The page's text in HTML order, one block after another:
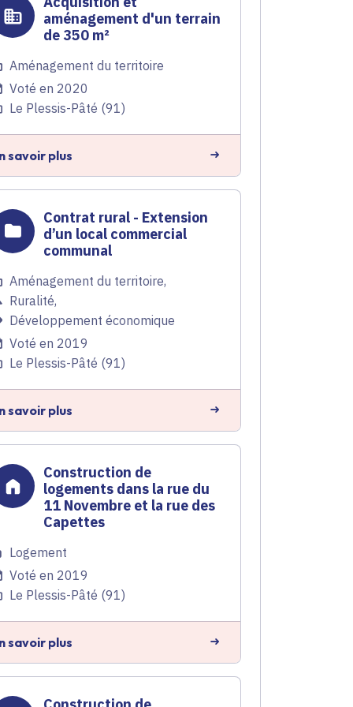
aménagement d'un terrain
de 350 m²
Aménagement du territoire
Voté en 2020
Le Plessis-Pâté (91)
savoir plus
Contrat rural - Extension
d’un local commercial
communal
Aménagement du territoire,
Ruralité,
Développement économique
Voté en 2019
Le Plessis-Pâté (91)
savoir plus
Construction de
logements dans la rue du
11 Novembre et la rue des
Capettes
Logement
Voté en 2019
Le Plessis-Pâté (91)
savoir plus